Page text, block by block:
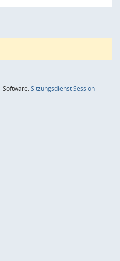
Software:SitzungsdienstSession(Wird in